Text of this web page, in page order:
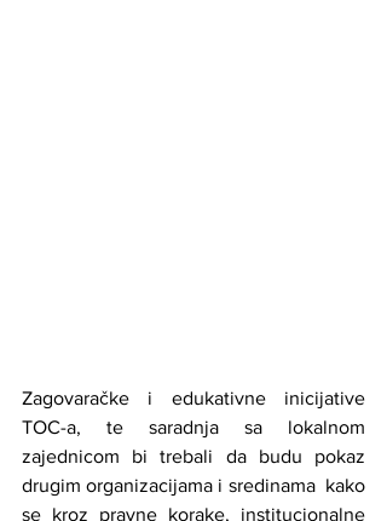
Zagovaračke i edukativne inicijative
TOC-a, te saradnja sa lokalnom
zajednicom bi trebali da budu pokaz
drugim organizacijama i sredinama  kako
se kroz pravne korake, institucionalne